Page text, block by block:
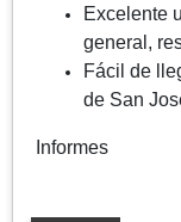
Excelente
general,
Fácil de
de San
Informes